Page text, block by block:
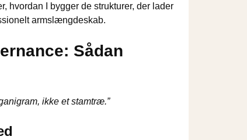
hvordan I bygger de strukturer, der lader
armslængdeskab.
Sådan
ikke et stamtræ.”